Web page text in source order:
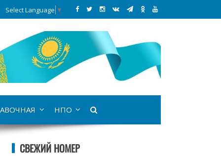
Select Language ▼
НПО
СВЕЖИЙ НОМЕР